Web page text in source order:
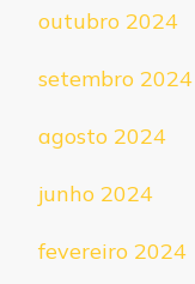
outubro 2024
setembro 2024
agosto 2024
junho 2024
fevereiro 2024